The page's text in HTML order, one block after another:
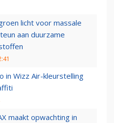
licht voor massale
aan duurzame
in Wizz Air-kleurstelling
maakt opwachting in